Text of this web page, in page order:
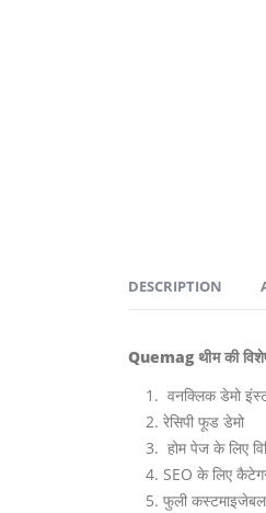
DESCRIPTION
Quemag थीम की
वनक्लिक डेमो
रेसिपी फूड डेमो
होम पेज के लिए
SEO के लिए
फुली कस्टमाइजेबल